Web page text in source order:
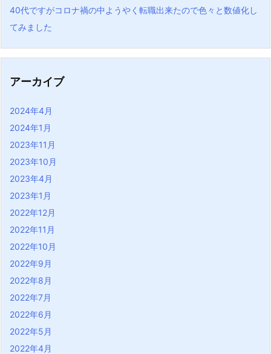
40代ですがコロナ禍の中ようやく転職出来たので色々と数値化し
てみました
アーカイブ
2024年4月
2024年1月
2023年11月
2023年10月
2023年4月
2023年1月
2022年12月
2022年11月
2022年10月
2022年9月
2022年8月
2022年7月
2022年6月
2022年5月
2022年4月